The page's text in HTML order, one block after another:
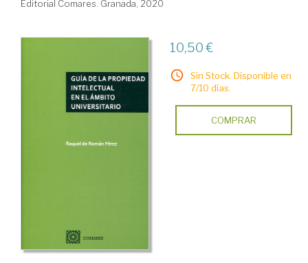
Editorial Comares. Granada, 2020
10,50 €
Sin Stock. Disponible en
7/10 días.
COMPRAR